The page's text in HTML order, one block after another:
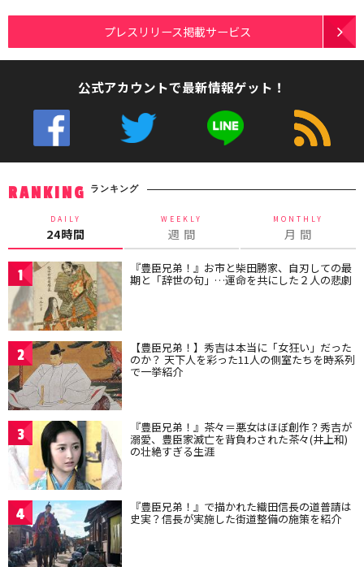
プレスリリース掲載サービス
公式アカウントで最新情報ゲット！
RANKING ランキング
DAILY
24時間
WEEKLY
週 間
MONTHLY
月 間
1 『豊臣兄弟！』お市と柴田勝家、自刃しての最
期と「辞世の句」…運命を共にした２人の悲劇
2 【豊臣兄弟！】秀吉は本当に「女狂い」だった
のか？ 天下人を彩った11人の側室たちを時系列
で一挙紹介
3 『豊臣兄弟！』茶々＝悪女はほぼ創作？秀吉が
溺愛、豊臣家滅亡を背負わされた茶々(井上和)
の壮絶すぎる生涯
4 『豊臣兄弟！』で描かれた織田信長の道普請は
史実？信長が実施した街道整備の施策を紹介